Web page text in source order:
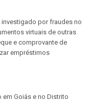
por fraudes no
virtuais de outras
e comprovante de
empréstimos
Goiás e no Distrito